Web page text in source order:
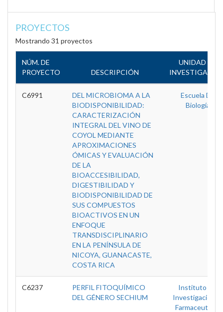
PROYECTOS
Mostrando 31 proyectos
NÚM. DE
PROYECTO
DESCRIPCIÓN
UNIDAD DE
C6991
DEL MICROBIOMA A LA
BIODISPONIBILIDAD:
CARACTERIZACIÓN
INTEGRAL DEL VINO DE
COYOL MEDIANTE
APROXIMACIONES
ÓMICAS Y EVALUACIÓN
DE LA
BIOACCESIBILIDAD,
DIGESTIBILIDAD Y
BIODISPONIBILIDAD DE
SUS COMPUESTOS
BIOACTIVOS EN UN
ENFOQUE
TRANSDISCIPLINARIO
EN LA PENÍNSULA DE
NICOYA, GUANACASTE,
COSTA RICA
Escuela De
Biología
C6237
PERFIL FITOQUÍMICO
DEL GÉNERO SECHIUM
Instituto De
Investigaciones
Farmaceuticas